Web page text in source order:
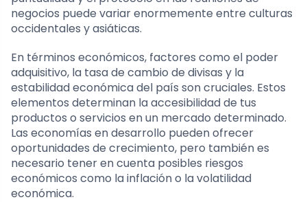
negocios puede variar enormemente entre culturas
occidentales y asiáticas.
En términos económicos, factores como el poder
adquisitivo, la tasa de cambio de divisas y la
estabilidad económica del país son cruciales. Estos
elementos determinan la accesibilidad de tus
productos o servicios en un mercado determinado.
Las economías en desarrollo pueden ofrecer
oportunidades de crecimiento, pero también es
necesario tener en cuenta posibles riesgos
económicos como la inflación o la volatilidad
económica.